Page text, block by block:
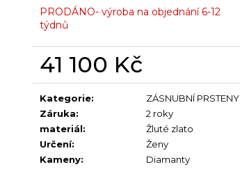
PRODÁNO- výroba na objednání 6-12
týdnů
41 100 Kč
Měrná
cena:
Kategorie:
ZÁSNUBNÍ PRSTENY
Záruka:
2 roky
materiál:
Žluté zlato
Určení:
Ženy
Kameny: Diamanty